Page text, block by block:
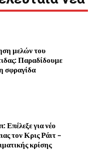
μελών του
Παραδίδουμε
σφραγίδα
Επέλεξε για νέο
τον Κρις Ράιτ –
κρίσης